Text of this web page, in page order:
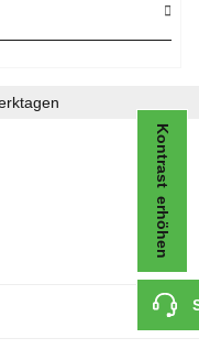
Kontrast erhöhen